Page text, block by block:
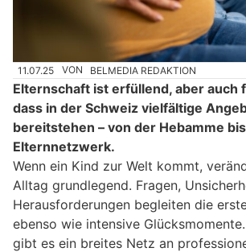
11.07.25 VON BELMEDIA REDAKTION
Elternschaft ist erfüllend, aber auch
dass in der Schweiz vielfältige
bereitstehen – von der Hebamme
Elternnetzwerk.
Wenn ein Kind zur Welt kommt,
Alltag grundlegend. Fragen,
Herausforderungen begleiten die
ebenso wie intensive
gibt es ein breites Netz an